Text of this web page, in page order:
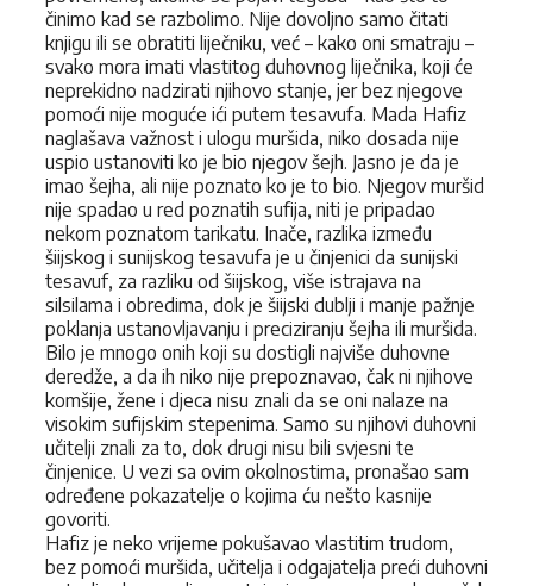
činimo kad se razbolimo. Nije dovoljno samo čitati
knjigu ili se obratiti liječniku, već – kako oni smatraju –
svako mora imati vlastitog duhovnog liječnika, koji će
neprekidno nadzirati njihovo stanje, jer bez njegove
pomoći nije moguće ići putem tesavufa. Mada Hafiz
naglašava važnost i ulogu muršida, niko dosada nije
uspio ustanoviti ko je bio njegov šejh. Jasno je da je
imao šejha, ali nije poznato ko je to bio. Njegov muršid
nije spadao u red poznatih sufija, niti je pripadao
nekom poznatom tarikatu. Inače, razlika između
šiijskog i sunijskog tesavufa je u činjenici da sunijski
tesavuf, za razliku od šiijskog, više istrajava na
silsilama i obredima, dok je šiijski dublji i manje pažnje
poklanja ustanovljavanju i preciziranju šejha ili muršida.
Bilo je mnogo onih koji su dostigli najviše duhovne
deredže, a da ih niko nije prepoznavao, čak ni njihove
komšije, žene i djeca nisu znali da se oni nalaze na
visokim sufijskim stepenima. Samo su njihovi duhovni
učitelji znali za to, dok drugi nisu bili svjesni te
činjenice. U vezi sa ovim okolnostima, pronašao sam
određene pokazatelje o kojima ću nešto kasnije
govoriti.
Hafiz je neko vrijeme pokušavao vlastitim trudom,
bez pomoći muršida, učitelja i odgajatelja preći duhovni